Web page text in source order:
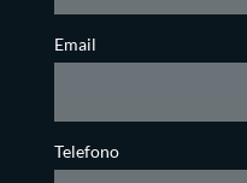
Email
Telefono